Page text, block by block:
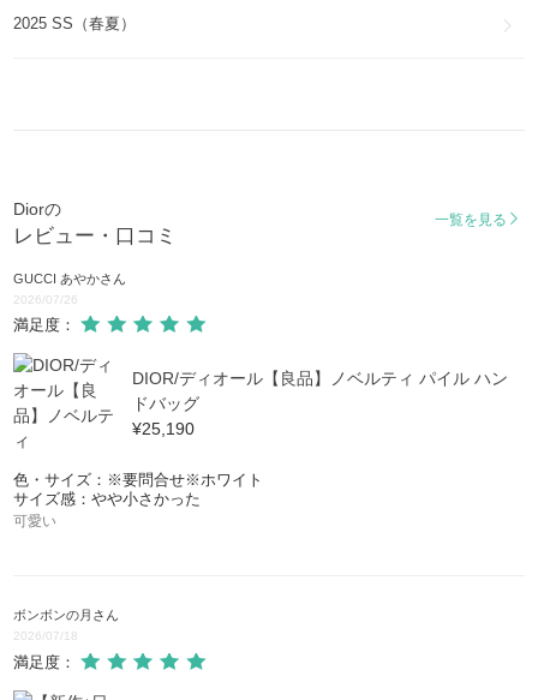
AQUA
ディオール ブロッサム
DIOR BLOSSOM
AsteroDior
B30
B23
Dior
2025 SS（春夏）
Diorの
レビュー・口コミ
一覧を見る
GUCCI あやかさん
2026/07/26
満足度：
DIOR/ディオール【良品】ノベルティ パイル ハン
ドバッグ
¥25,190
色・サイズ：※要問合せ※ホワイト
サイズ感：やや小さかった
可愛い
ボンボンの月 さん
2026/07/18
満足度：